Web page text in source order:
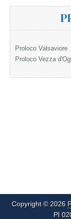
Proloco Valsaviore
Proloco Vezza
Copyright © 2026
PI